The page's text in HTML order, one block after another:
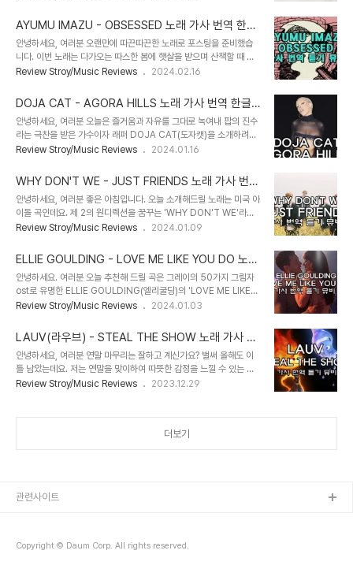
는데 아직 컬러링으로는 준비되어있지 않더라고요. (아쉽 아쉽 ㅠㅠ)
이 곡은 디스코 팝 계열의 노래이고, 두아리파가 남성들과 평범한 데이
트를 한 이후, 인상적이지 않았던 상대방들을 비난하는 내용의 노래로
남성들에게 자신을 대하는 방법에 대해 훈련하는 시기(TRAINING
SEASON)는 지났고, 이제는 더 이상 자신을 대하는 방법에 대해 훈
다는 다짐이 담긴 노래입니..
AYUMU IMAZU - OBSESSED 노래 가사 번역 한글
표현
안녕하세요, 여러분 오랜만에 따끈따끈한 노래로 포스팅을 준비했습
니다. 이번 노래는 다가오는 따스한 봄에 햇살을 받으며 산책할 때 기
분 좋은 그런 간질간질한 느낌의 노래인데요. 여러분들도 듣고 저와 같
좋겠네요. 그럼 알아보러 가보실까요-? 먼저, 이번 곡은 J-POP이고,
'AYUMU IMAZU의 OBSESSED'입니다. AYUMU IMAZU 아유
무 이마즈의 2024년 1월 신곡 'OBSESSED' 'OBSESSED'의 의미
: 무언가에 미친 듯이 몰두하다. (홀릭했을 때 쓰이는 표현) AYUMU
IMAZU 프로필 이름 AYUMU IMAZU 아유무 이마즈 국적 일본 출
Review Stroy/Music Reviews 2024.02.16
DOJA CAT - AGORA HILLS 노래 가사 번역 한글
표현
안녕하세요, 여러분 오늘은 즐거움과 자유를 그대로 녹여내 팝의 진수
라는 극찬을 받은 가수이자 래퍼 DOJA CAT(도자캣)을 소개하려고
하는데요. 이번 'SCARLET'앨범도 천재적인 음악적 재능을 여과 없
HILLS이 제 최애곡이라 오늘은 도입부부터 끝까지 좋은 이 곡에 대한
정보를 알려드리려 합니다. 그럼 알아보러 가보실까요-? DOJA
CAT 프로필 이름 DOJA CAT 도자캣 출생 1995년 10월 21일 국
적 미국 데뷔 2013년 [SO HIGH] 경력 SAY SO 빌보드 핫 100 차
트 1위 SNS DOJA CAT 도자캣 인스타그램 바로가기 DOJA CAT
Review Stroy/Music Reviews 2024.01.16
WHY DON'T WE - JUST FRIENDS 노래 가사 번역
한글 표현
안녕하세요, 여러분 좋은 아침입니다. 오늘 소개해드릴 노래는 미국 아
이돌 곡인데요. 제 2의 원디렉션을 꿈꾸는 'WHY DON'T WE'라는
가수입니다. WHY DON'T WE의 'JUST FRIENDS' 노래를 들어
보고 싶은 가수들인데요. 덕질하듯 서치하며 이 밴드는 언제 데뷔했는
지, 이름 의미는 무엇인지, 미국에선 얼마나 인지도가 있는지 알아보았
어요. 일단, 미국과 캐나다에 인지도가 높은편이고, 다섯명 모두가 노
래를 잘 불러서 '완벽한 밴드' 라는 수식어가 붙는다해요. 저 역시 꿀보
이스라 시간 가는 줄 모르고 들은 것 같아요. WHY DON'T WE 프로
Review Stroy/Music Reviews 2024.01.09
ELLIE GOULDING - LOVE ME LIKE YOU DO 노래
가사 번역 한글 표현
안녕하세요. 여러분 오늘 추천해 드릴 곡은 그레이의 50가지 그림자
ost로 유명한 ELLIE GOULDING(엘리굴딩)의 'LOVE ME LIKE
YOU DO'의 노래입니다. 이 노래는 사랑하는 사람에 대한 애절한 마
애절함이 절실하게 잘 느껴지는 것 같아요. 이 곡을 부른 가수, ELLIE
GOULDING(엘리굴딩)은 15살 때부터 노래를 부르며 기타로 작곡
을 했다고 합니다. ELLIE GOULDING 프로필 이름 ELLIE
GOULDING 엘리굴딩 국적 영국 출생 1986.12.30 데뷔 2009년
싱글 앨범 [UNDER THE SHEETS] 경력 빌보드 HOT 100 3위
Review Stroy/Music Reviews 2024.01.03
LAUV(라우브) - STEAL THE SHOW 노래 가사 번
역 한글 표현
안녕하세요, 여러분 연말 마무리는 잘하고 계신가요? 벌써 올해도 이
틀 남았는데요. 저는 연말을 맞이하여 따뜻한 감정을 느낄 수 있는 애
니메이션이 보고 싶어서 애니메이션 '엘리멘탈'을 보게 됐어요. 상영했
을 의인화할 생각을 했을까.'란 생각과 함께 4개의 원소 캐릭터들이 하
the Rain..
Review Stroy/Music Reviews 2023.12.29
더보기
Copyright © Daum Corp. All rights reserved.
관련사이트